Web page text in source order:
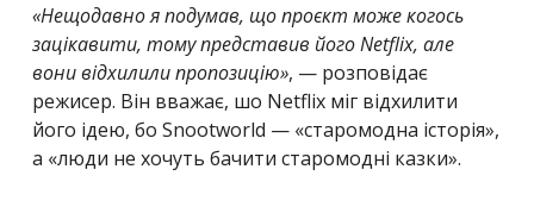
«Нещодавно я подумав, що проєкт може когось
зацікавити, тому представив його Netflix, але
вони відхилили пропозицію», — розповідає
режисер. Він вважає, шо Netflix міг відхилити
його ідею, бо Snootworld — «старомодна історія»,
а «люди не хочуть бачити старомодні казки».